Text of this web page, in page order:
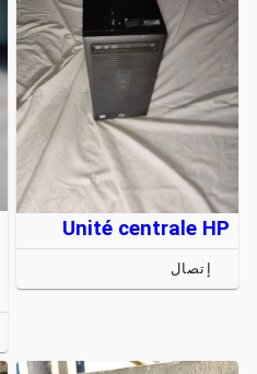
Unité centrale HP
إتصال